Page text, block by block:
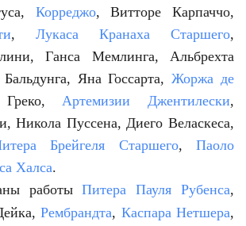
Корреджо, Витторе Карпаччо,
, Лукаса Кранаха Старшего,
Ганса Мемлинга, Альбрехта
Яна Госсарта,Жоржа де
Артемизии Джентилески,
Никола Пуссена, Диего Веласкеса,
Брейгеля Старшего, Паоло
Халса.
работыПитера Пауля Рубенса,
Рембрандта, Каспара Нетшера,